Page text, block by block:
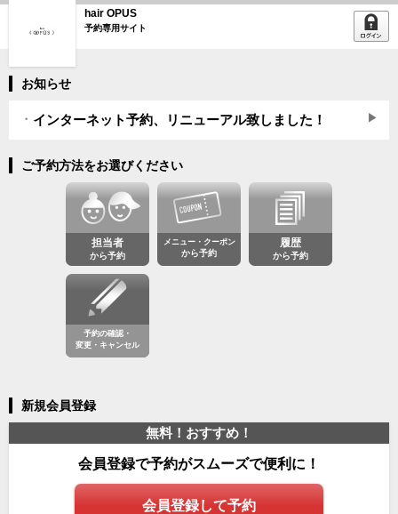
hair OPUS
予約専用サイト
お知らせ
インターネット予約、リニューアル致しました！
ご予約方法をお選びください
担当者
から予約
メニュー・クーポン
から予約
履歴
から予約
予約の確認・
変更・キャンセル
新規会員登録
無料！おすすめ！
会員登録で予約がスムーズで便利に！
会員登録して予約